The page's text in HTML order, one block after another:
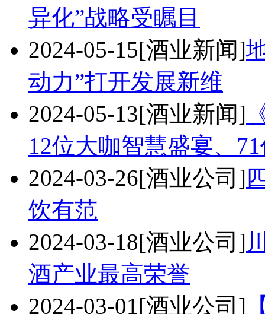
异化”战略受瞩目
2024-05-15[酒业新闻]
动力”打开发展新维
2024-05-13[酒业新闻]
12位大咖智慧盛宴、
2024-03-26[酒业公司]
饮有范
2024-03-18[酒业公司]
酒产业最高荣誉
2024-03-01[酒业公司]